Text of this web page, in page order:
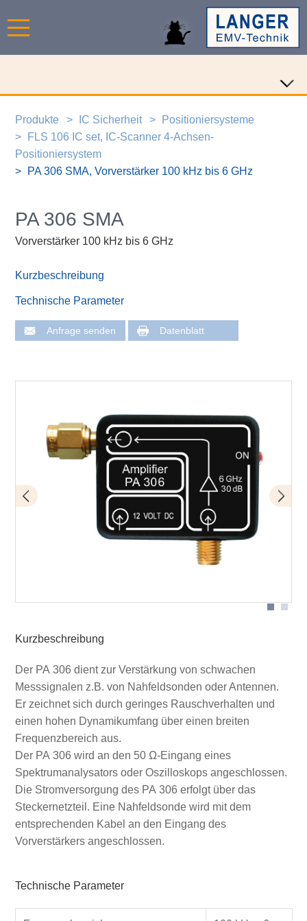
Produkte IC Sicherheit
Positioniersysteme
FLS 106 IC set, IC-Scanner 4-Achsen-
Positioniersystem
PA 306 SMA, Vorverstärker 100 kHz bis 6 GHz
PA 306 SMA
Vorverstärker 100 kHz bis 6 GHz
Kurzbeschreibung
Technische Parameter
Anfrage senden Datenblatt
Kurzbeschreibung
Der PA 306 dient zur Verstärkung von schwachen
Messsignalen z.B. von Nahfeldsonden oder Antennen.
Er zeichnet sich durch geringes Rauschverhalten und
einen hohen Dynamikumfang über einen breiten
Frequenzbereich aus.
Der PA 306 wird an den 50 Ω-Eingang eines
Spektrumanalysators oder Oszilloskops angeschlossen.
Die Stromversorgung des PA 306 erfolgt über das
Steckernetzteil. Eine Nahfeldsonde wird mit dem
entsprechenden Kabel an den Eingang des
Vorverstärkers angeschlossen.
Technische Parameter